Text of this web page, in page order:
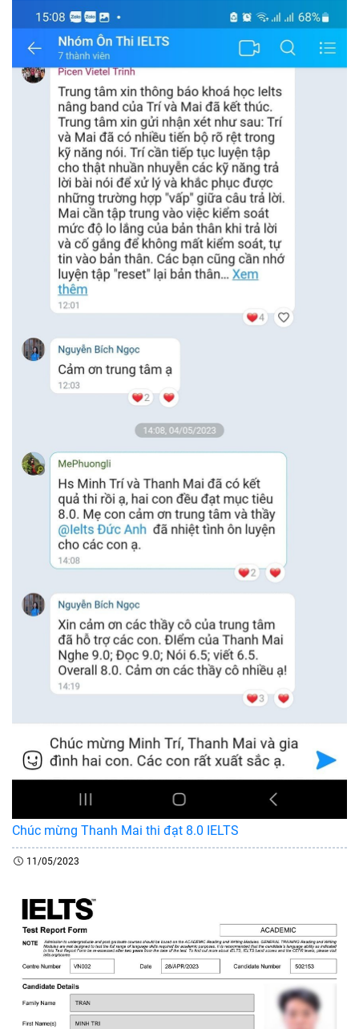
Chúc mừng Thanh Mai thi đạt 8.0 IELTS
11/05/2023